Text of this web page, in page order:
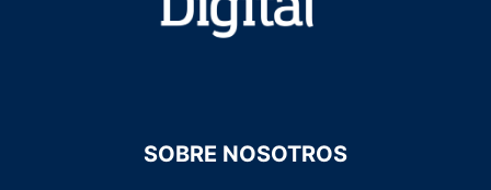
SOBRE NOSOTROS